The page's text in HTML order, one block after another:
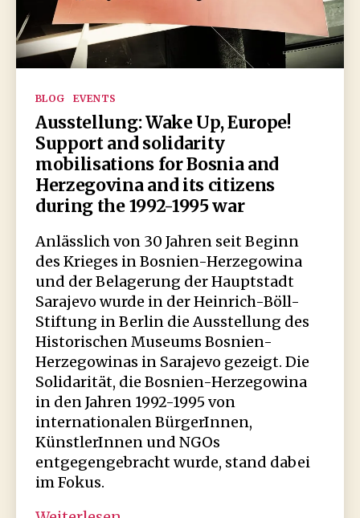
Kategorien
BLOG EVENTS
Ausstellung: Wake Up, Europe!
Support and solidarity
mobilisations for Bosnia and
Herzegovina and its citizens
during the 1992-1995 war
Anlässlich von 30 Jahren seit Beginn
des Krieges in Bosnien-Herzegowina
und der Belagerung der Hauptstadt
Sarajevo wurde in der Heinrich-Böll-
Stiftung in Berlin die Ausstellung des
Historischen Museums Bosnien-
Herzegowinas in Sarajevo gezeigt. Die
Solidarität, die Bosnien-Herzegowina
in den Jahren 1992-1995 von
internationalen BürgerInnen,
KünstlerInnen und NGOs
entgegengebracht wurde, stand dabei
im Fokus.